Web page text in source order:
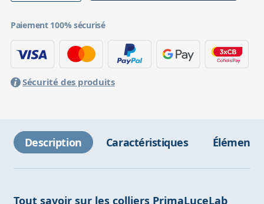
Paiement 100% sécurisé
Sécurité des produits
Description Caractéristiques Éléments
Tout savoir sur les colliers PrimaLuceLab